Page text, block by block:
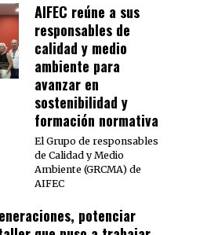
AIFEC reúne a sus
responsables de
calidad y medio
ambiente para
avanzar en
sostenibilidad y
formación normativa
El Grupo de responsables
de Calidad y Medio
Ambiente (GRCMA) de
AIFEC
potenciar